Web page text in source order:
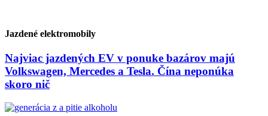
Jazdené elektromobily
Najviac jazdených EV v ponuke bazárov majú
Volkswagen, Mercedes a Tesla. Čína neponúka
skoro nič